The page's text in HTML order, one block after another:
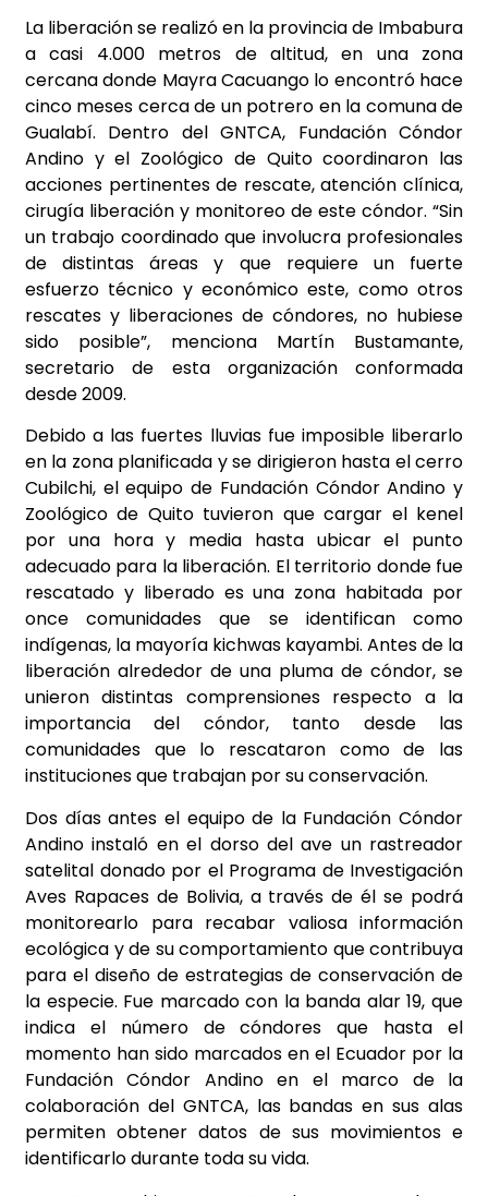
La liberación se realizó en la provincia de Imbabura
a casi 4.000 metros de altitud, en una zona
cercana donde Mayra Cacuango lo encontró hace
cinco meses cerca de un potrero en la comuna de
Gualabí. Dentro del GNTCA, Fundación Cóndor
Andino y el Zoológico de Quito coordinaron las
acciones pertinentes de rescate, atención clínica,
cirugía liberación y monitoreo de este cóndor. “Sin
un trabajo coordinado que involucra profesionales
de distintas áreas y que requiere un fuerte
esfuerzo técnico y económico este, como otros
rescates y liberaciones de cóndores, no hubiese
sido posible”, menciona Martín Bustamante,
secretario de esta organización conformada
desde 2009.
Debido a las fuertes lluvias fue imposible liberarlo
en la zona planificada y se dirigieron hasta el cerro
Cubilchi, el equipo de Fundación Cóndor Andino y
Zoológico de Quito tuvieron que cargar el kenel
por una hora y media hasta ubicar el punto
adecuado para la liberación. El territorio donde fue
rescatado y liberado es una zona habitada por
once comunidades que se identifican como
indígenas, la mayoría kichwas kayambi. Antes de la
liberación alrededor de una pluma de cóndor, se
unieron distintas comprensiones respecto a la
importancia del cóndor, tanto desde las
comunidades que lo rescataron como de las
instituciones que trabajan por su conservación.
Dos días antes el equipo de la Fundación Cóndor
Andino instaló en el dorso del ave un rastreador
satelital donado por el Programa de Investigación
Aves Rapaces de Bolivia, a través de él se podrá
monitorearlo para recabar valiosa información
ecológica y de su comportamiento que contribuya
para el diseño de estrategias de conservación de
la especie. Fue marcado con la banda alar 19, que
indica el número de cóndores que hasta el
momento han sido marcados en el Ecuador por la
Fundación Cóndor Andino en el marco de la
colaboración del GNTCA, las bandas en sus alas
permiten obtener datos de sus movimientos e
identificarlo durante toda su vida.